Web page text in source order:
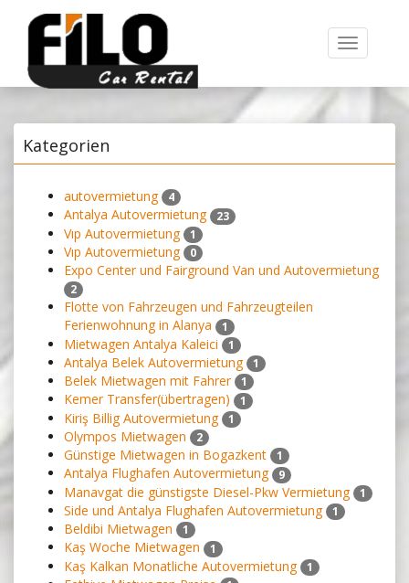
Toggle
navigation
Kategorien
autovermietung 4
Antalya Autovermietung 23
Vıp Autovermietung 1
Vıp Autovermietung 0
Expo Center und Fairground Van und Autovermietung
2
Flotte von Fahrzeugen und Fahrzeugteilen
Ferienwohnung in Alanya
1
Mietwagen Antalya Kaleici 1
Antalya Belek Autovermietung 1
Belek Mietwagen mit Fahrer 1
Kemer Transfer(übertragen) 1
Kiriş Billig Autovermietung 1
Olympos Mietwagen 2
Günstige Mietwagen in Bogazkent 1
Antalya Flughafen Autovermietung 9
Manavgat die günstigste Diesel-Pkw Vermietung 1
Side und Antalya Flughafen Autovermietung 1
Beldibi Mietwagen 1
Kaş Woche Mietwagen 1
Kaş Kalkan Monatliche Autovermietung 1